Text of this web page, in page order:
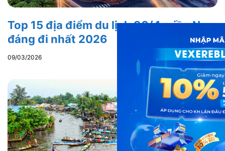
Top 15 địa điểm du lịch 30/4 miền Nam
đáng đi nhất 2026
09/03/2026